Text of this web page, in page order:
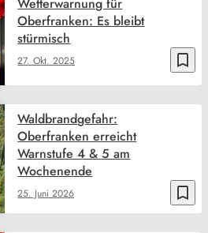
bookmark_border
27. Okt. 2025
Oberfranken: Es bleibt
stürmisch
bookmark_border
25. Juni 2026
Waldbrandgefahr:
Oberfranken erreicht
Warnstufe 4 & 5 am
Wochenende